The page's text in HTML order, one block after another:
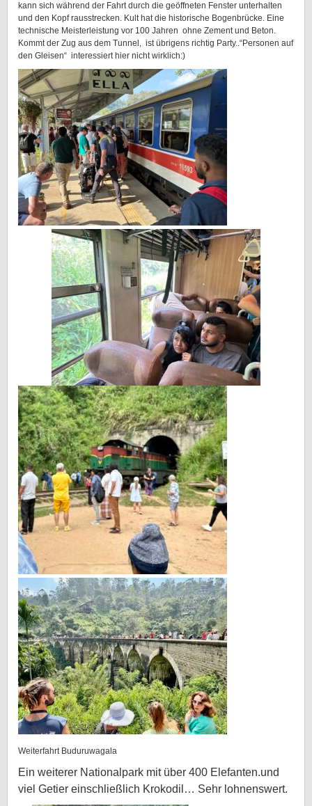
kann sich während der Fahrt durch die geöffneten Fenster unterhalten
und den Kopf rausstrecken. Kult hat die historische Bogenbrücke. Eine
technische Meisterleistung vor 100 Jahren ohne Zement und Beton.
Kommt der Zug aus dem Tunnel, ist übrigens richtig Party..“Personen auf
den Gleisen“ interessiert hier nicht wirklich:)
Weiterfahrt Buduruwagala
Ein weiterer Nationalpark mit über 400 Elefanten.und
viel Getier einschließlich Krokodil… Sehr lohnenswert.